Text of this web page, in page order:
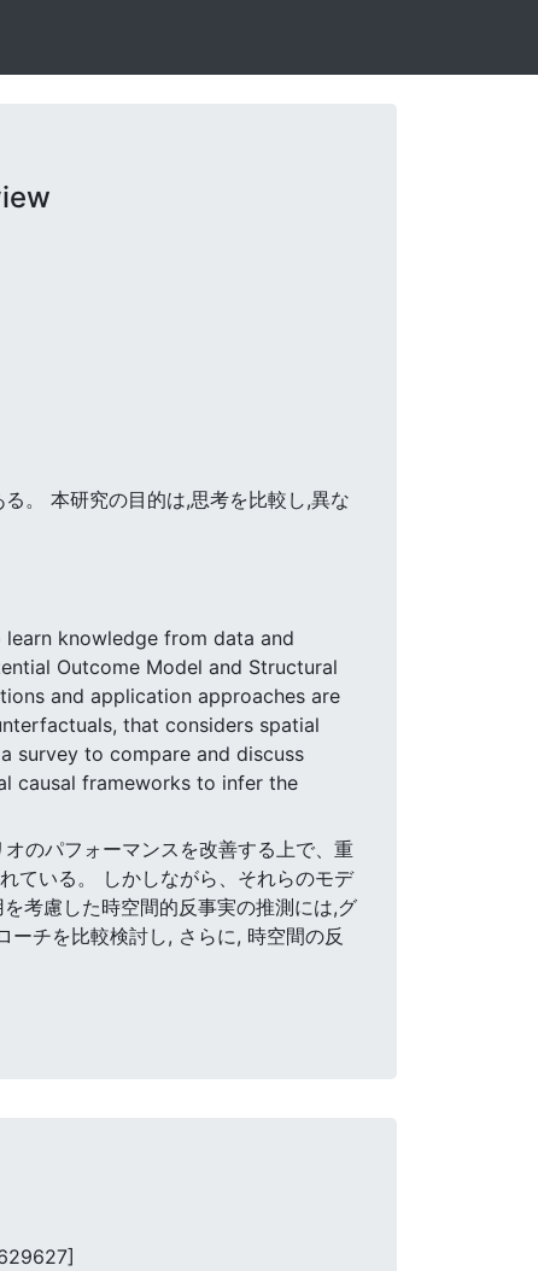
。 本研究の目的は,思考を比較し,異な
knowledge from data and
Outcome Model and Structural
and application approaches are
that considers spatial
survey to compare and discuss
causal frameworks to infer the
のパフォーマンスを改善する上で、重
ている。 しかしながら、それらのモデ
考慮した時空間的反事実の推測には,グ
チを比較検討し, さらに, 時空間の反